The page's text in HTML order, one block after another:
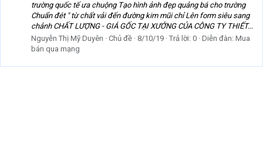
trường quốc tế ưa chuộng Tạo hình ảnh đẹp quảng bá cho trường
Chuẩn đét " từ chất vải đến đường kim mũi chỉ Lên form siêu sang
chảnh CHẤT LƯỢNG - GIÁ GỐC TẠI XƯỞNG CỦA CÔNG TY THIẾT...
Nguyễn Thị Mỹ Duyên
Chủ đề 8/10/19 Trả lời: 0 Diễn đàn: Mua
bán qua mạng